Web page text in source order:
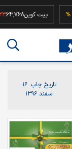
۰٫۰۰ % بیت کوین
تاریخ چاپ: ۱۶
اسفند ۱۳۹۶